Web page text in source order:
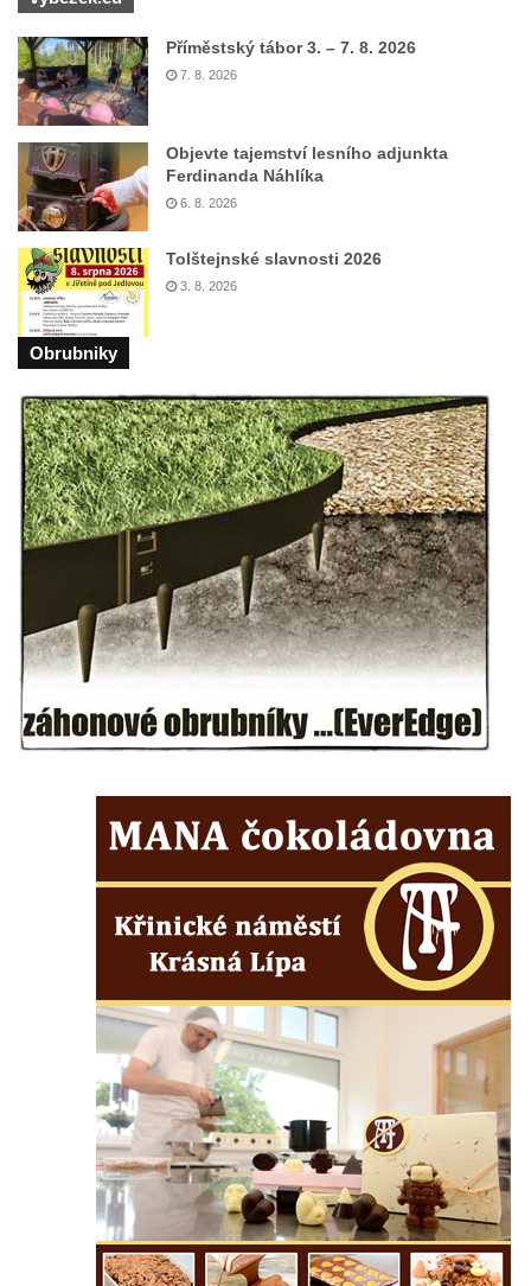
Jidášovo
Křížová cesta Římov – VI. kaple – Olivetská
hora (Getsemanská zahrada)
Křížová cesta Římov – V. kaple – Smutná
duše
Křížová cesta Římov – IV. kaple – Pustá ves
Křížová cesta Římov – III. kaple – Stádní
brána
Křížová cesta Římov – II. kaple – Poslední
večeře Páně
Křížová cesta Římov – I. kaple – Loučení
Ježíše s Pannou Marií
Márnice na hřbitově v Římově
Kaple v Horním Třeboníně
Kaple Panny Marie v Horním Třeboníně
Kaple mezi Dolním Třebonínem a Horním
Třebonínem
Kaple v severní části Dolního Třebonína
Márnice na hřbitově v Rybniště
Kaple u kostela svatého Jiljí v Lužci nad
Vltavou
Kostel svatého Jiljí v Lužci nad Vltavou
Kostel Nanebevzetí Panny Marie v Hostíně
u Vojkovic
Kaple svatého Bartoloměje v Bukolu
Hřbitovní kaple na hřbitově v Lužci nad
Márnice na hřbitově v Lužci nad Vltavou
Márnice na hřbitově v Hrobčicích
Kostel svatého Havla na hřbitově v
Hrobčicích
Kaple svatého Vavřince v Mirošovicích
Márnice na hřbitově v Račicích
Márnice na hřbitově v Dobříni
Kaple v Bezděkově
Příměstský tábor 3. – 7. 8. 2026
7. 8. 2026
Objevte tajemství lesního adjunkta
Ferdinanda Náhlíka
6. 8. 2026
Tolštejnské slavnosti 2026
3. 8. 2026
Obrubniky